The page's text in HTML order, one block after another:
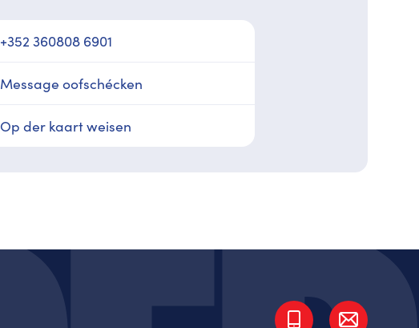
+352 360808 6901
Message oofschécken
Op der kaart weisen